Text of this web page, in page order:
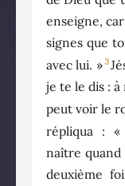
enseigne,
signes que
avec lui. »3
je te le dis :
peut voir le
répliqua : «
naître
deuxième